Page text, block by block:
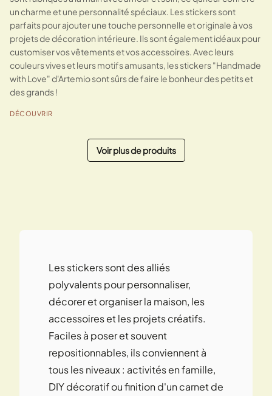
un charme et une personnalité spéciaux. Les stickers sont
parfaits pour ajouter une touche personnelle et originale à vos
projets de décoration intérieure. Ils sont également idéaux pour
customiser vos vêtements et vos accessoires. Avec leurs
couleurs vives et leurs motifs amusants, les stickers "Handmade
with Love" d'Artemio sont sûrs de faire le bonheur des petits et
des grands !
DÉCOUVRIR
Voir plus de produits
Suivant »
Les stickers sont des alliés
polyvalents pour personnaliser,
décorer et organiser la maison, les
accessoires et les projets créatifs.
Faciles à poser et souvent
repositionnables, ils conviennent à
tous les niveaux : activités en famille,
DIY décoratif ou finition d'un carnet de